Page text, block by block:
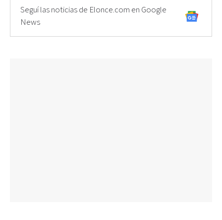
Seguí las noticias de Elonce.com en Google
News